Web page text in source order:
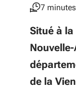
7
Situé à
de la